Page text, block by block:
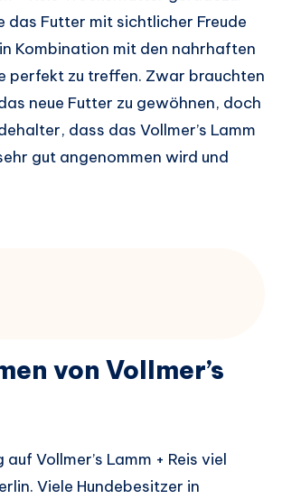
das Futter mit sichtlicher Freude
Kombination mit den nahrhaften
perfekt zu treffen. Zwar brauchten
neue Futter zu gewöhnen, doch
dass das Vollmer’s Lamm
gut angenommen wird und
von Vollmer’s
Vollmer’s Lamm + Reis viel
Viele Hundebesitzer in